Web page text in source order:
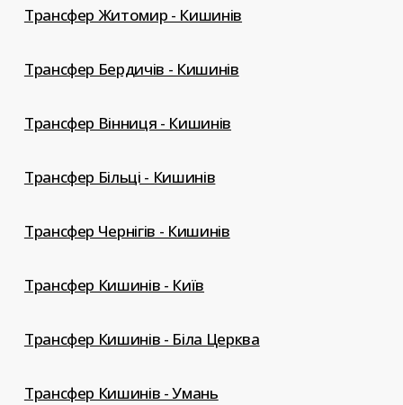
Трансфер Житомир - Кишинів
Трансфер Бердичів - Кишинів
Трансфер Вінниця - Кишинів
Трансфер Більці - Кишинів
Трансфер Чернігів - Кишинів
Трансфер Кишинів - Київ
Трансфер Кишинів - Біла Церква
Трансфер Кишинів - Умань